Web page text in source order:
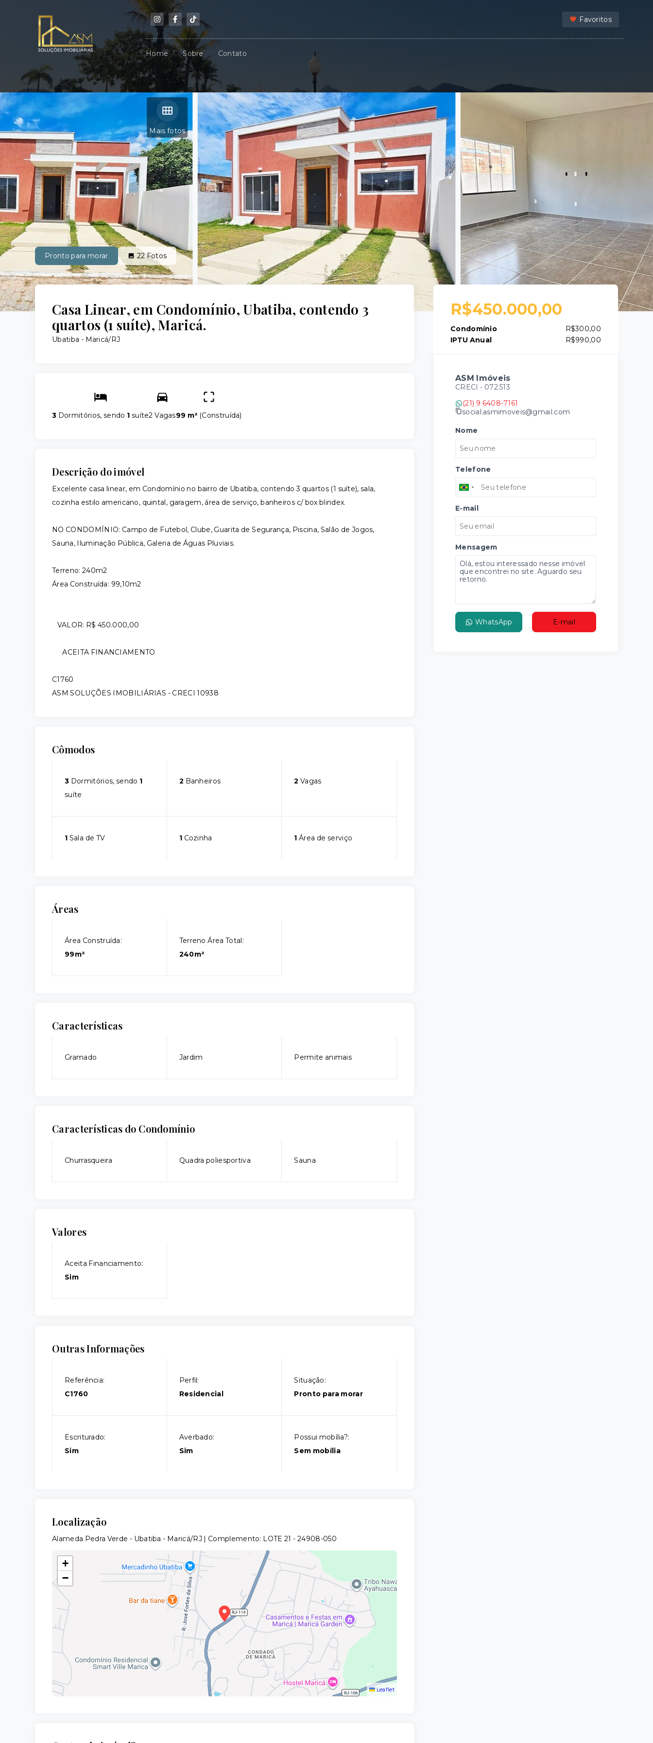
Favoritos
Home Sobre Contato
Mais fotos
Pronto para morar 22Fotos
Casa Linear, em Condomínio, Ubatiba, contendo 3
quartos (1 suíte), Maricá.
Ubatiba - Maricá/RJ
3 Dormitórios, sendo 1 suíte2 Vagas99 m² (Construída)
Descrição do imóvel
Excelente casa linear, em Condomínio no bairro de Ubatiba, contendo 3 quartos (1 suíte), sala,
cozinha estilo americano, quintal, garagem, área de serviço, banheiros c/ box blindex.
NO CONDOMÍNIO: Campo de Futebol, Clube, Guarita de Segurança, Piscina, Salão de Jogos,
Sauna, Iluminação Pública, Galeria de Águas Pluviais.
Terreno: 240m2
Área Construída: 99,10m2
VALOR: R$ 450.000,00
ACEITA FINANCIAMENTO
C1760
ASM SOLUÇÕES IMOBILIÁRIAS - CRECI 10938
Cômodos
3 Dormitórios, sendo 1
suíte
2 Banheiros 2 Vagas
1 Sala de TV 1Cozinha 1 Área de serviço
Áreas
Área Construída:
99m²
Terreno Área Total:
240m²
Características
Gramado Jardim Permite animais
Características do Condomínio
Churrasqueira Quadra poliesportiva Sauna
Valores
Aceita Financiamento:
Sim
Outras Informações
Referência:
C1760
Perfil:
Residencial
Situação:
Pronto para morar
Escriturado:
Sim
Averbado:
Sim
Possui mobília?:
Sem mobília
Localização
Alameda Pedra Verde - Ubatiba - Maricá/RJ | Complemento: LOTE 21 - 24908-050
+
−
Leaflet
R$450.000,00
Condomínio
R$300,00
IPTU Anual
R$990,00
ASM Imóveis
CRECI - 072.513
(21) 9 6408-7161
social.asmimoveis@gmail.com
Nome
Telefone
E-mail
Mensagem
WhatsApp E-mail